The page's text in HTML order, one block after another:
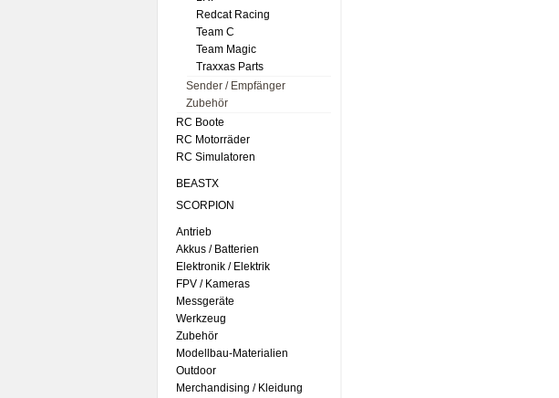
Redcat Racing
Team C
Team Magic
Traxxas Parts
Sender / Empfänger
Zubehör
RC Boote
RC Motorräder
RC Simulatoren
BEASTX
SCORPION
Antrieb
Akkus / Batterien
Elektronik / Elektrik
FPV / Kameras
Messgeräte
Werkzeug
Zubehör
Modellbau-Materialien
Outdoor
Merchandising / Kleidung